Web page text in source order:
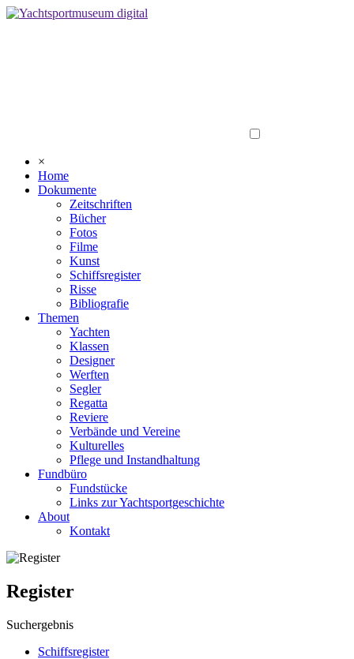
×
Home
Dokumente
Zeitschriften
Bücher
Fotos
Filme
Kunst
Schiffsregister
Risse
Bibliografie
Themen
Yachten
Klassen
Designer
Werften
Segler
Regatta
Reviere
Verbände und Vereine
Kulturelles
Pflege und Instandhaltung
Fundbüro
Fundstücke
Links zur Yachtsportgeschichte
About
Kontakt
Register
Suchergebnis
Schiffsregister